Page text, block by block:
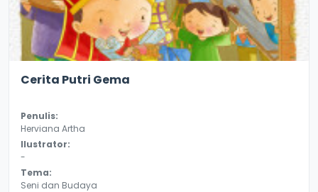
Cerita Putri Gema
Penulis:
Herviana Artha
Ilustrator:
-
Tema:
Seni dan Budaya